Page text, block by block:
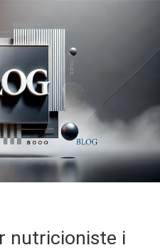
nutricioniste i